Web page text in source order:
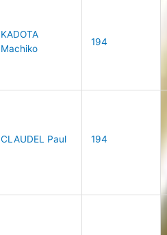
KADOTA
Machiko
194
CLAUDEL Paul 194